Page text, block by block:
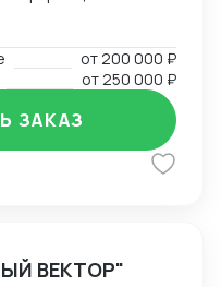
прочие и
(79.90)
от200 000 ₽
от250 000 ₽
ЗАКАЗ
ВЕКТОР"